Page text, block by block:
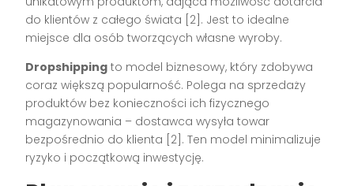
do klientów z całego świata [2]. Jest to idealne
miejsce dla osób tworzących własne wyroby.
Dropshipping to model biznesowy, który zdobywa
coraz większą popularność. Polega na sprzedaży
produktów bez konieczności ich fizycznego
magazynowania – dostawca wysyła towar
bezpośrednio do klienta [2]. Ten model minimalizuje
ryzyko i początkową inwestycję.